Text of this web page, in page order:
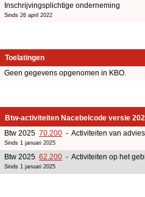
Inschrijvingsplichtige onderneming
Sinds 26 april 2022
Toelatingen
Geen gegevens opgenomen in KBO.
Btw-activiteiten Nacebelcode versie
Btw 2025 70.200 - Activiteiten van
Sinds 1 januari 2025
Btw 2025 62.200 - Activiteiten op het
Sinds 1 januari 2025